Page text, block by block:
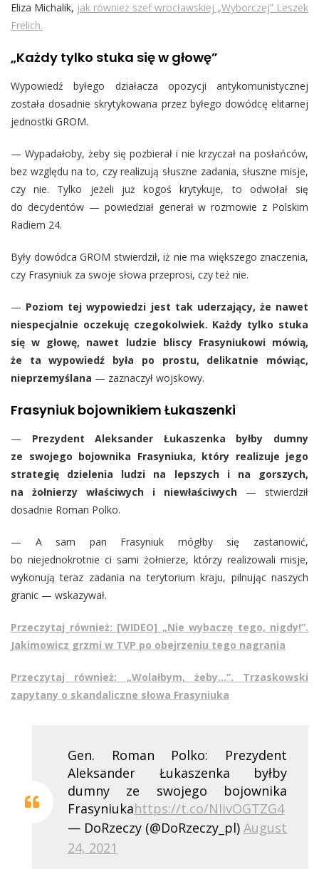
Eliza Michalik, jak również szef wrocławskiej „Wyborczej” Leszek
Frelich.
„Każdy tylko stuka się w głowę”
Wypowiedź byłego działacza opozycji antykomunistycznej
została dosadnie skrytykowana przez byłego dowódcę elitarnej
jednostki GROM.
— Wypadałoby, żeby się pozbierał i nie krzyczał na posłańców,
bez względu na to, czy realizują słuszne zadania, słuszne misje,
czy nie. Tylko jeżeli już kogoś krytykuje, to odwołał się
do decydentów — powiedział generał w rozmowie z Polskim
Radiem 24.
Były dowódca GROM stwierdził, iż nie ma większego znaczenia,
czy Frasyniuk za swoje słowa przeprosi, czy też nie.
— Poziom tej wypowiedzi jest tak uderzający, że nawet
niespecjalnie oczekuję czegokolwiek. Każdy tylko stuka
się w głowę, nawet ludzie bliscy Frasyniukowi mówią,
że ta wypowiedź była po prostu, delikatnie mówiąc,
nieprzemyślana — zaznaczył wojskowy.
Frasyniuk bojownikiem Łukaszenki
— Prezydent Aleksander Łukaszenka byłby dumny
ze swojego bojownika Frasyniuka, który realizuje jego
strategię dzielenia ludzi na lepszych i na gorszych,
na żołnierzy właściwych i niewłaściwych — stwierdził
dosadnie Roman Polko.
— A sam pan Frasyniuk mógłby się zastanowić,
bo niejednokrotnie ci sami żołnierze, którzy realizowali misje,
wykonują teraz zadania na terytorium kraju, pilnując naszych
granic — wskazywał.
Przeczytaj również: [WIDEO] „Nie wybaczę tego, nigdy!”.
Jakimowicz grzmi w TVP po obejrzeniu tego nagrania
Przeczytaj również: „Wolałbym, żeby…”. Trzaskowski
zapytany o skandaliczne słowa Frasyniuka
Gen. Roman Polko: Prezydent
Aleksander Łukaszenka byłby
dumny ze swojego bojownika
Frasyniukahttps://t.co/NIivOGTZG4
— DoRzeczy (@DoRzeczy_pl) August
24, 2021